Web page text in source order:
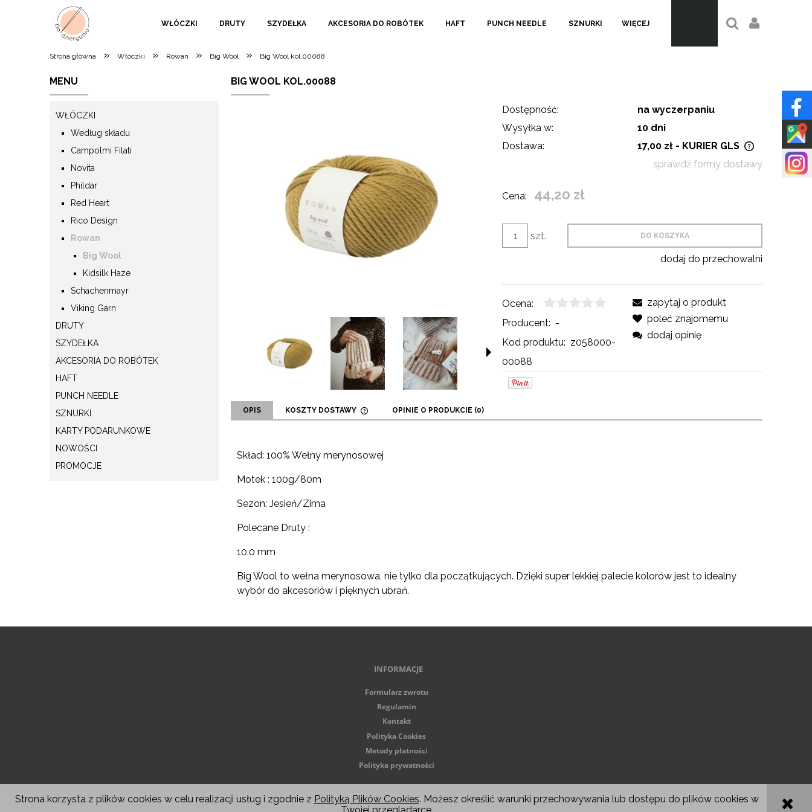
Strona korzysta z plików cookies w celu realizacji usług i zgodnie z Polityką Plików Cookies. Możesz określić warunki przechowywania lub dostępu do plików cookies w
WŁÓCZKI DRUTY SZYDEŁKA AKCESORIA DO ROBÓTEK HAFT PUNCH NEEDLE SZNURKI WIĘCEJ
Strona główna » Włóczki » Rowan » Big Wool » Big Wool kol.00088
MENU
WŁÓCZKI
Według składu
Campolmi Filati
Novita
Phildar
Red Heart
Rico Design
Rowan
Big Wool
Kidsilk Haze
Schachenmayr
Viking Garn
DRUTY
SZYDEŁKA
AKCESORIA DO ROBÓTEK
HAFT
PUNCH NEEDLE
SZNURKI
KARTY PODARUNKOWE
NOWOŚCI
PROMOCJE
BIG WOOL KOL.00088
Dostępność:
na wyczerpaniu
Wysyłka w:
10 dni
Dostawa:
17,00 zł - KURIER GLS
sprawdź formy dostawy
Cena: 44,20 zł
szt. DO KOSZYKA
dodaj do przechowalni
Ocena:
Producent: -
Kod produktu: z058000-
00088
zapytaj o produkt
poleć znajomemu
dodaj opinię
OPIS KOSZTY DOSTAWY
KOSZTÓW PŁATNOŚCI
OPINIE O PRODUKCIE (0)
Skład: 100% Wełny merynosowej
Motek : 100g/80m
Sezon: Jesień/Zima
Polecane Druty :
10.0 mm
Big Wool to wełna merynosowa, nie tylko dla początkujących. Dzięki super lekkiej palecie kolorów jest to idealny
wybór do akcesoriów i pięknych ubrań.
INFORMACJE
Formularz zwrotu
Regulamin
Kontakt
Polityka Cookies
Metody płatności
Polityka prywatności